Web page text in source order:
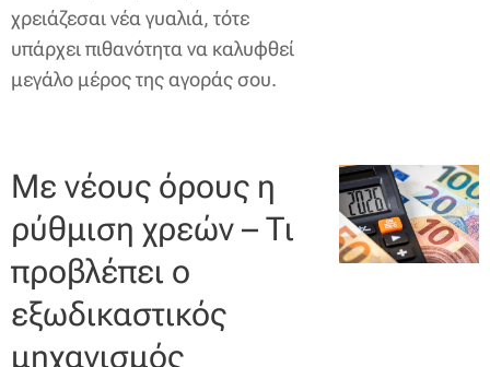
χρειάζεσαι νέα γυαλιά, τότε
υπάρχει πιθανότητα να καλυφθεί
μεγάλο μέρος της αγοράς σου.
Με νέους όρους η
ρύθμιση χρεών – Τι
προβλέπει ο
εξωδικαστικός
μηχανισμός